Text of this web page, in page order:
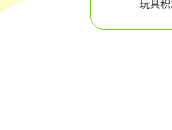
玩具